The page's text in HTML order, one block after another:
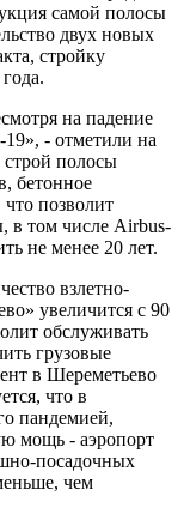
самой полосы
двух новых
стройку
на падение
- отметили на
полосы
бетонное
позволит
в том числе Airbus-
не менее 20 лет.
взлетно-
увеличится с 90
обслуживать
грузовые
в Шереметьево
что в
пандемией,
мощь - аэропорт
посадочных
чем